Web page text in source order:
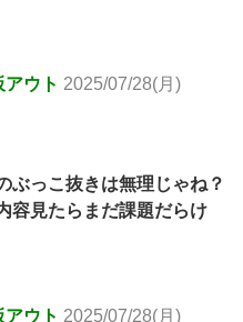
ウト 2025/07/28(月)
ぶっこ抜きは無理じゃね？
容見たらまだ課題だらけ
ウト 2025/07/28(月)